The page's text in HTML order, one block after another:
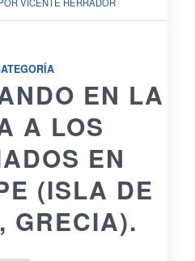
EN LA
A LOS
EN
(ISLA DE
GRECIA).